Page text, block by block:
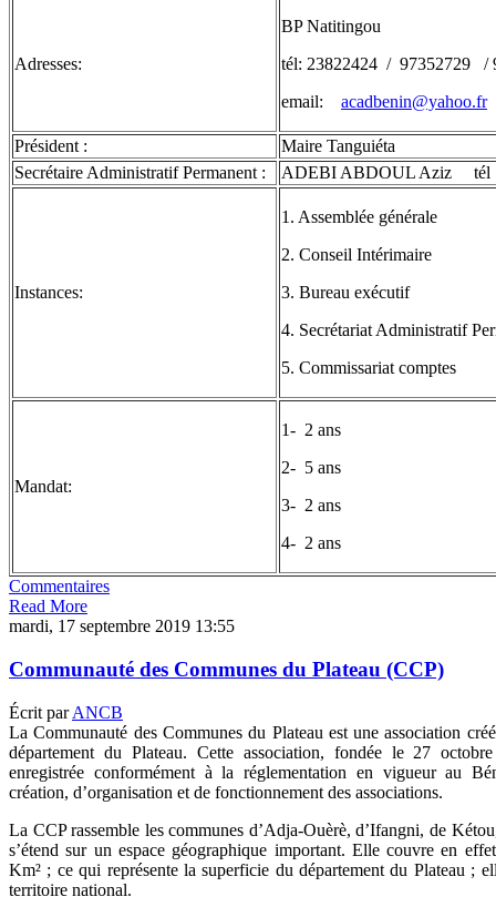
Adresses:
BP Natitingou
tél: 23822424 / 97352729 /
email: acadbenin@yahoo.fr
Président :
Maire Tanguiéta
Secrétaire Administratif Permanent :
ADEBI ABDOUL Aziz tél
Instances:
1. Assemblée générale
2. Conseil Intérimaire
3. Bureau exécutif
4. Secrétariat Administratif
5. Commissariat comptes
Mandat:
1- 2 ans
2- 5 ans
3- 2 ans
4- 2 ans
Commentaires
Read More
mardi, 17 septembre 2019 13:55
Communauté des Communes du Plateau (CCP)
Écrit parANCB
La Communauté des Communes du Plateau est une association
département du Plateau. Cette association, fondée le 27
enregistrée conformément à la réglementation en vigueur au
création, d’organisation et de fonctionnement des associations.
La CCP rassemble les communes d’Adja-Ouèrè, d’Ifangni, de
s’étend sur un espace géographique important. Elle couvre en
Km² ; ce qui représente la superficie du département du Plateau ;
territoire national.